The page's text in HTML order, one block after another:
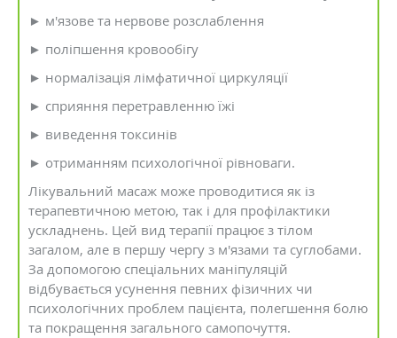
► м'язове та нервове розслаблення
► поліпшення кровообігу
► нормалізація лімфатичної циркуляції
► сприяння перетравленню їжі
► виведення токсинів
► отриманням психологічної рівноваги.
Лікувальний масаж може проводитися як із
терапевтичною метою, так і для профілактики
ускладнень. Цей вид терапії працює з тілом
загалом, але в першу чергу з м'язами та суглобами.
За допомогою спеціальних маніпуляцій
відбувається усунення певних фізичних чи
психологічних проблем пацієнта, полегшення болю
та покращення загального самопочуття.